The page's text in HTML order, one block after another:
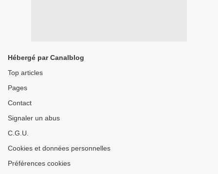
Hébergé par Canalblog
Top articles
Pages
Contact
Signaler un abus
C.G.U.
Cookies et données personnelles
Préférences cookies